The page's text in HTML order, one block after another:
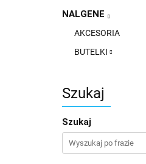
NALGENE
AKCESORIA
BUTELKI
Szukaj
Szukaj